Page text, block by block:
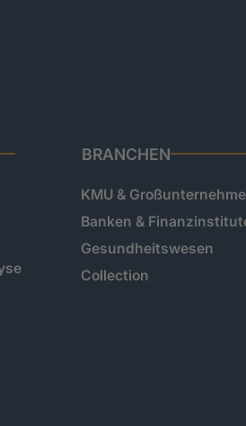
BRANCHEN
KMU &
Banken &
Gesundheitswesen
Collection